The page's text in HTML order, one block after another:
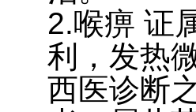
2.喉痹 证
利，发热
西医诊断